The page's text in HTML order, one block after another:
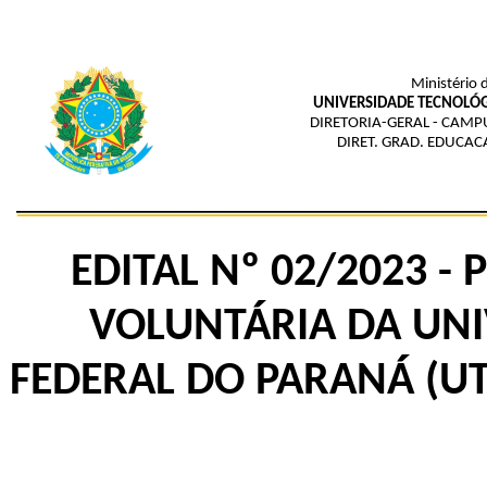
Ministério
UNIVERSIDADE
DIRETORIA-GERAL -
DIRET. GRAD.
EDITAL Nº 02/2023 -
VOLUNTÁRIA DA
FEDERAL DO PARANÁ